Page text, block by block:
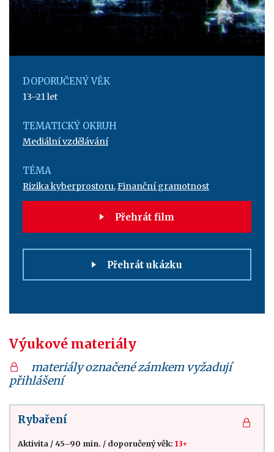
DOPORUČENÝ VĚK
13–21 let
TEMATICKÝ OKRUH
Mediální vzdělávání
TÉMA
Rizika kyberprostoru,Finanční gramotnost
Přehrát film
Přehrát ukázku
Výukové materiály
materiály označené zámkem vyžadují
přihlášení
Rybaření
Aktivita / 45–90 min. / doporučený věk: 13+